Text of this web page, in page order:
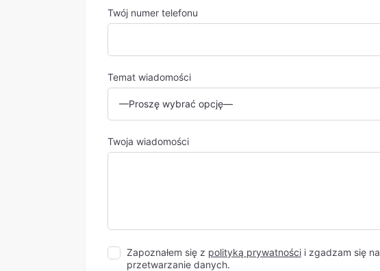
Twój numer telefonu
Temat wiadomości
Twoja wiadomości
Zapoznałem się z polityką prywatności i zgadzam się na
przetwarzanie danych.